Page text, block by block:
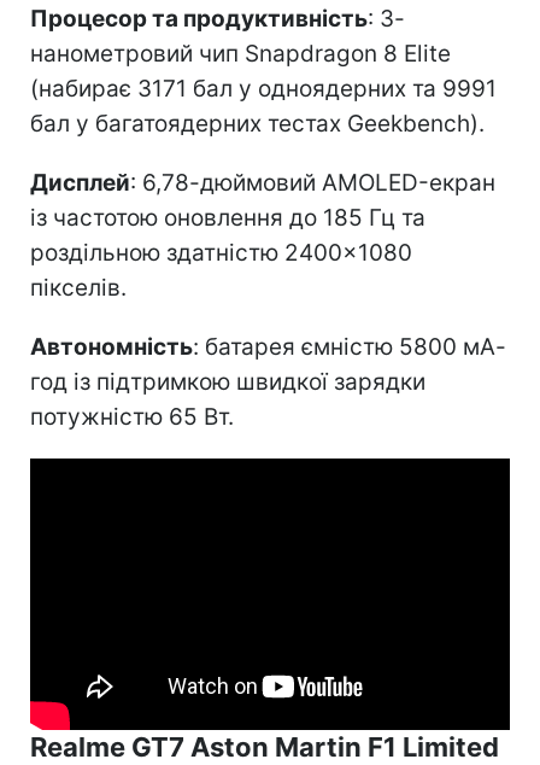
Процесор та продуктивність: 3-
нанометровий чип Snapdragon 8 Elite
(набирає 3171 бал у одноядерних та 9991
бал у багатоядерних тестах Geekbench).
Дисплей: 6,78-дюймовий AMOLED-екран
із частотою оновлення до 185 Гц та
роздільною здатністю 2400×1080
пікселів.
Автономність: батарея ємністю 5800 мА-
год із підтримкою швидкої зарядки
потужністю 65 Вт.
Realme GT7 Aston Martin F1 Limited